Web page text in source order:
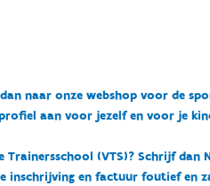
naar onze webshop voor de
aan voor jezelf en voor je
(VTS)? Schrijf dan
inschrijving en factuur foutief en